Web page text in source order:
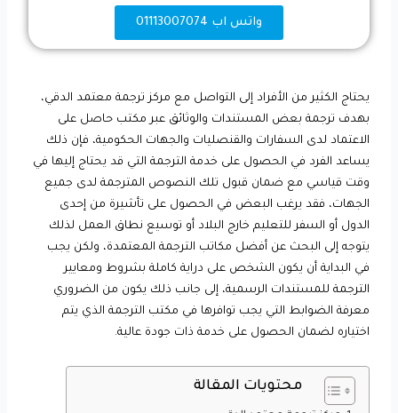
واتس اب 01113007074
يحتاج الكثير من الأفراد إلى التواصل مع مركز ترجمة معتمد الدقي،
بهدف ترجمة بعض المستندات والوثائق عبر مكتب حاصل على
الاعتماد لدى السفارات والقنصليات والجهات الحكومية، فإن ذلك
يساعد الفرد في الحصول على خدمة الترجمة التي قد يحتاج إليها في
وقت قياسي مع ضمان قبول تلك النصوص المترجمة لدى جميع
الجهات، فقد يرغب البعض في الحصول على تأشيرة من إحدى
الدول أو السفر للتعليم خارج البلاد أو توسيع نطاق العمل لذلك
يتوجه إلى البحث عن أفضل مكاتب الترجمة المعتمدة، ولكن يجب
في البداية أن يكون الشخص على دراية كاملة بشروط ومعايير
الترجمة للمستندات الرسمية، إلى جانب ذلك يكون من الضروري
معرفة الضوابط التي يجب توافرها في مكتب الترجمة الذي يتم
اختياره لضمان الحصول على خدمة ذات جودة عالية.
محتويات المقالة